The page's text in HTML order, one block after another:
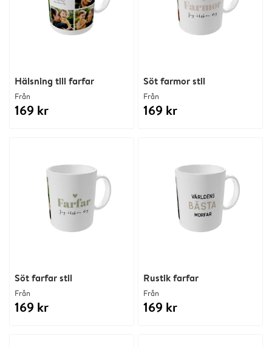
Söt farmor stil
Från
169 kr
Hälsning till farfar
Från
169 kr
Söt farfar stil
Från
169 kr
Rustik farfar
Från
169 kr